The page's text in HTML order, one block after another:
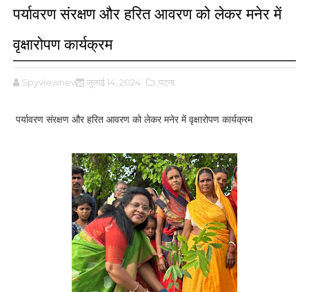
पर्यावरण संरक्षण और हरित आवरण को लेकर मनेर में
वृक्षारोपण कार्यक्रम
Spyviewnews जुलाई 14, 2024 ,पटना
पर्यावरण संरक्षण और हरित आवरण को लेकर मनेर में वृक्षारोपण कार्यक्रम